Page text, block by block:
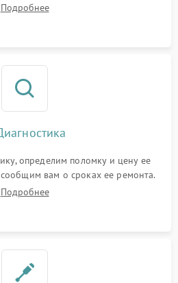
Подробнее
определим поломку и цену ее
сообщим вам о сроках ее ремонта.
Подробнее